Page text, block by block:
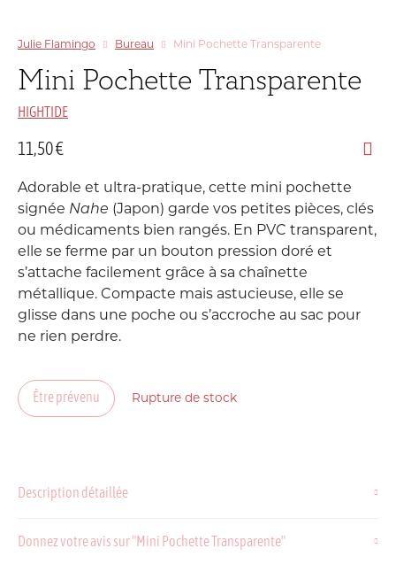
Julie Flamingo Bureau Mini Pochette Transparente
Mini Pochette Transparente
HIGHTIDE
11,50€
Adorable et ultra-pratique, cette mini pochette
signée Nahe (Japon) garde vos petites pièces, clés
ou médicaments bien rangés. En PVC transparent,
elle se ferme par un bouton pression doré et
s’attache facilement grâce à sa chaînette
métallique. Compacte mais astucieuse, elle se
glisse dans une poche ou s’accroche au sac pour
ne rien perdre.
Être prévenu Rupture de stock
Description détaillée
Donnez votre avis sur "Mini Pochette Transparente"